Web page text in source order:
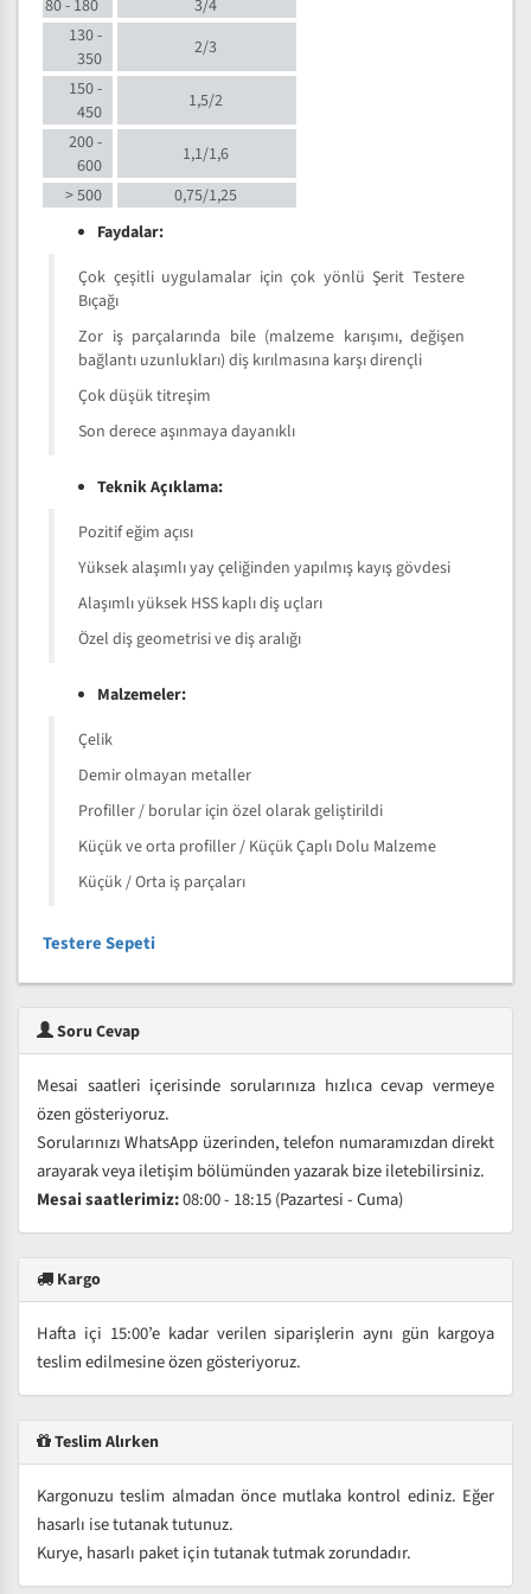
80 - 180
3/4
130 -
350
2/3
150 -
450
1,5/2
200 -
600
1,1/1,6
> 500
0,75/1,25
Faydalar:
Çok çeşitli uygulamalar için çok yönlü Şerit Testere
Bıçağı
Zor iş parçalarında bile (malzeme karışımı, değişen
bağlantı uzunlukları) diş kırılmasına karşı dirençli
Çok düşük titreşim
Son derece aşınmaya dayanıklı
Teknik Açıklama:
Pozitif eğim açısı
Yüksek alaşımlı yay çeliğinden yapılmış kayış gövdesi
Alaşımlı yüksek HSS kaplı diş uçları
Özel diş geometrisi ve diş aralığı
Malzemeler:
Çelik
Demir olmayan metaller
Profiller / borular için özel olarak geliştirildi
Küçük ve orta profiller / Küçük Çaplı Dolu Malzeme
Küçük / Orta iş parçaları
Testere Sepeti
Soru Cevap
Mesai saatleri içerisinde sorularınıza hızlıca cevap vermeye
özen gösteriyoruz.
Sorularınızı WhatsApp üzerinden, telefon numaramızdan direkt
arayarak veya iletişim bölümünden yazarak bize iletebilirsiniz.
Mesai saatlerimiz:08:00 - 18:15 (Pazartesi - Cuma)
Kargo
Hafta içi 15:00’e kadar verilen siparişlerin aynı gün kargoya
teslim edilmesine özen gösteriyoruz.
Teslim Alırken
Kargonuzu teslim almadan önce mutlaka kontrol ediniz. Eğer
hasarlı ise tutanak tutunuz.
Kurye, hasarlı paket için tutanak tutmak zorundadır.